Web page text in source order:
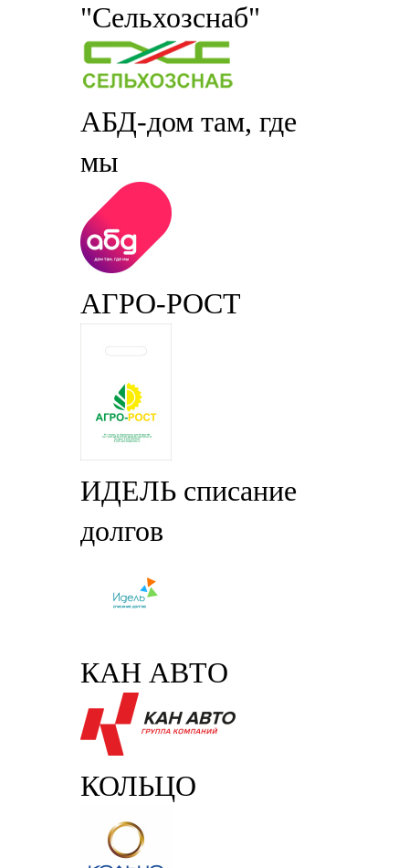
"Сельхозснаб"
АБД-дом там, где
мы
АГРО-РОСТ
ИДЕЛЬ списание
долгов
КАН АВТО
КОЛЬЦО